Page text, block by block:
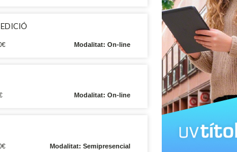
Modalitat: On-line
Modalitat: On-line
Modalitat: Semipresencial